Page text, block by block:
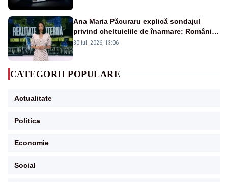
Ana Maria Păcuraru explică sondajul
privind cheltuielile de înarmare: Românii
cer transparență în achiziții și un echilibru
30 iul. 2026, 13:06
CATEGORII POPULARE
Actualitate
Politica
Economie
Social